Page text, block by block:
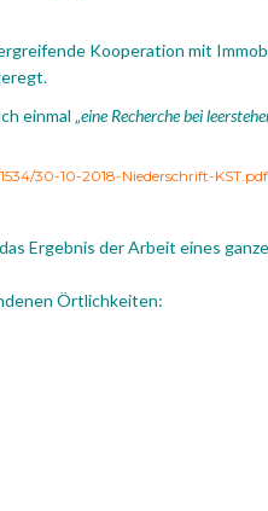
Kooperation mit
einmal „eine Recherche bei
30-10-2018-Niederschrift-KST.pdf
Ergebnis der Arbeit eines
Örtlichkeiten: